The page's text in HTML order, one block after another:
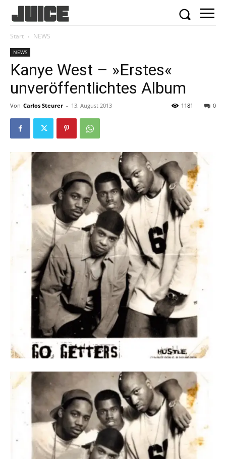
Start NEWS
NEWS
Kanye West – »Erstes«
unveröffentlichtes Album
Von Carlos Steurer - 13. August 2013 0
1181